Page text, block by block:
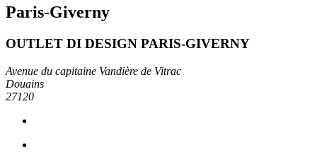
Paris-Giverny
OUTLET DI DESIGN PARIS-GIVERNY
Avenue du capitaine Vandière de Vitrac
Douains
27120